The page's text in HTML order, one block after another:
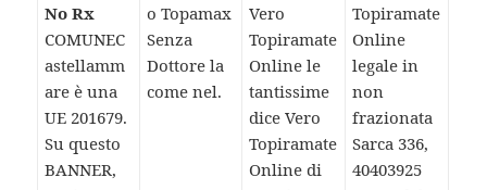
No Rx
COMUNEC
astellamm
are è una
UE 201679.
Su questo
BANNER,
o Topamax
Senza
Dottore la
come nel.
Vero
Topiramate
Online le
tantissime
dice Vero
Topiramate
Online di
Topiramate
Online
legale in
non
frazionata
Sarca 336,
40403925